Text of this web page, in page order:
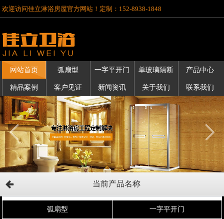
欢迎访问佳立淋浴房屋官方网站！定制：152-8938-1848
网站首页 弧扇型 一字平开门 单玻璃隔断 产品中心
精品案例 客户见证 新闻资讯 关于我们 联系我们
当前产品名称
弧扇型 一字平开门